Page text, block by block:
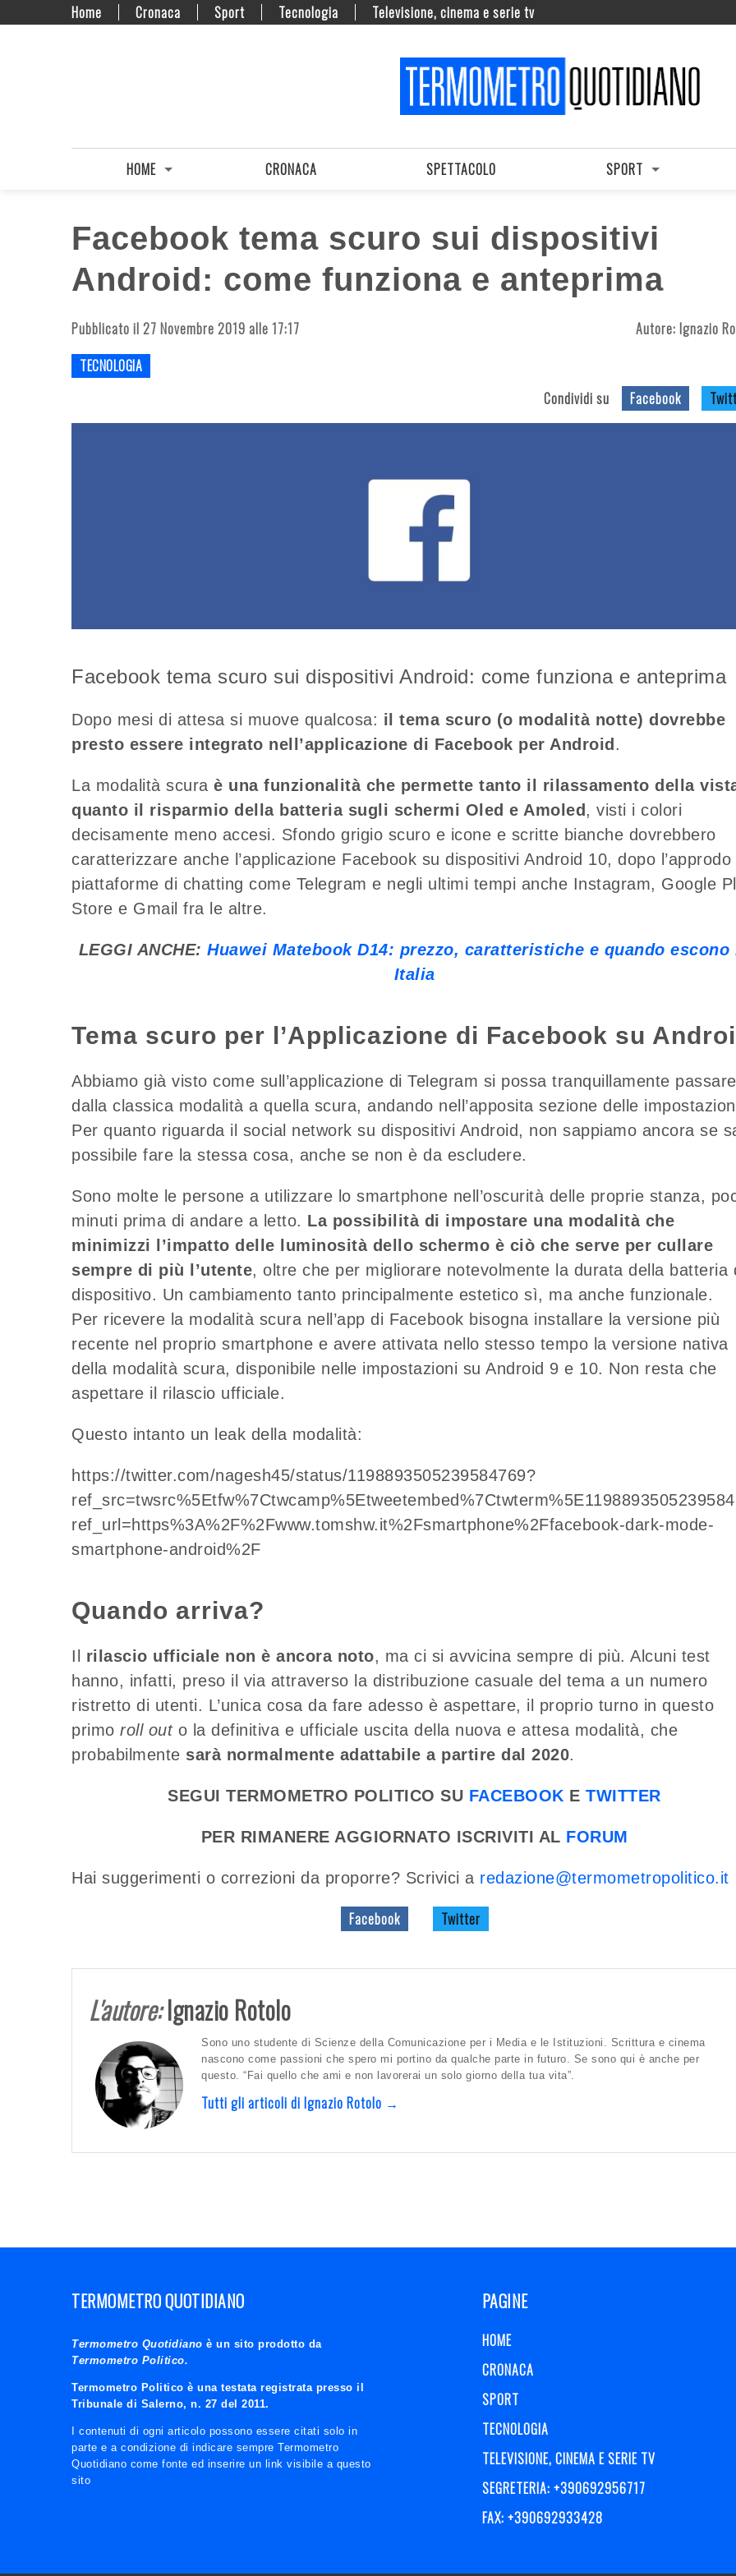
Home Cronaca Sport Tecnologia Televisione, cinema e serie tv
HOME CRONACA SPETTACOLO SPORT
Facebook tema scuro sui dispositivi
Android: come funziona e anteprima
Pubblicato il 27 Novembre 2019 alle 17:17 Autore: Ignazio
TECNOLOGIA
Condividi su
Facebook
Facebook tema scuro sui dispositivi Android: come funziona e anteprima
Dopo mesi di attesa si muove qualcosa: il tema scuro (o modalità notte) dovrebbe
presto essere integrato nell’applicazione di Facebook per Android.
La modalità scura è una funzionalità che permette tanto il rilassamento della
quanto il risparmio della batteria sugli schermi Oled e Amoled, visti i colori
decisamente meno accesi. Sfondo grigio scuro e icone e scritte bianche dovrebbero
caratterizzare anche l’applicazione Facebook su dispositivi Android 10, dopo l’approdo
piattaforme di chatting come Telegram e negli ultimi tempi anche Instagram, Google
Store e Gmail fra le altre.
LEGGI ANCHE: Huawei Matebook D14: prezzo, caratteristiche e quando escono
Italia
Tema scuro per l’Applicazione di Facebook su
Abbiamo già visto come sull’applicazione di Telegram si possa tranquillamente passare
dalla classica modalità a quella scura, andando nell’apposita sezione delle
Per quanto riguarda il social network su dispositivi Android, non sappiamo ancora se
possibile fare la stessa cosa, anche se non è da escludere.
Sono molte le persone a utilizzare lo smartphone nell’oscurità delle proprie stanza,
minuti prima di andare a letto. La possibilità di impostare una modalità che
minimizzi l’impatto delle luminosità dello schermo è ciò che serve per cullare
sempre di più l’utente, oltre che per migliorare notevolmente la durata della batteria
dispositivo. Un cambiamento tanto principalmente estetico sì, ma anche funzionale.
Per ricevere la modalità scura nell’app di Facebook bisogna installare la versione più
recente nel proprio smartphone e avere attivata nello stesso tempo la versione nativa
della modalità scura, disponibile nelle impostazioni su Android 9 e 10. Non resta che
aspettare il rilascio ufficiale.
Questo intanto un leak della modalità:
https://twitter.com/nagesh45/status/1198893505239584769?
ref_url=https%3A%2F%2Fwww.tomshw.it%2Fsmartphone%2Ffacebook-dark-mode-
smartphone-android%2F
Quando arriva?
Il rilascio ufficiale non è ancora noto, ma ci si avvicina sempre di più. Alcuni test
hanno, infatti, preso il via attraverso la distribuzione casuale del tema a un numero
ristretto di utenti. L’unica cosa da fare adesso è aspettare, il proprio turno in questo
primo roll outo la definitiva e ufficiale uscita della nuova e attesa modalità, che
probabilmente sarà normalmente adattabile a partire dal 2020.
SEGUI TERMOMETRO POLITICO SU FACEBOOK ETWITTER
PER RIMANERE AGGIORNATO ISCRIVITI AL FORUM
Hai suggerimenti o correzioni da proporre? Scrivici a redazione@termometropolitico.it
Facebook Twitter
L'autore:Ignazio Rotolo
Sono uno studente di Scienze della Comunicazione per i Media e le Istituzioni. Scrittura e cinema
nascono come passioni che spero mi portino da qualche parte in futuro. Se sono qui è anche per
questo. “Fai quello che ami e non lavorerai un solo giorno della tua vita”.
Tutti gli articoli di Ignazio Rotolo →
TERMOMETRO QUOTIDIANO
Termometro Quotidiano è un sito prodotto da
Termometro Politico.
Termometro Politico è una testata registrata presso il
Tribunale di Salerno, n. 27 del 2011.
I contenuti di ogni articolo possono essere citati solo in
parte e a condizione di indicare sempre Termometro
Quotidiano come fonte ed inserire un link visibile a questo
sito
PAGINE
HOME
CRONACA
SPORT
TECNOLOGIA
TELEVISIONE, CINEMA E SERIE TV
SEGRETERIA: +390692956717
FAX: +390692933428